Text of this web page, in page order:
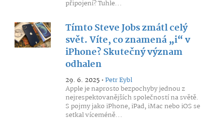
připojení? Tuhle...
Tímto Steve Jobs zmátl celý
svět. Víte, co znamená „i“ v
iPhone? Skutečný význam
odhalen
29. 6. 2025 •Petr Eybl
Apple je naprosto bezpochyby jednou z
nejrespektovanějších společností na světě.
S pojmy jako iPhone, iPad, iMac nebo iOS se
setkal víceméně...